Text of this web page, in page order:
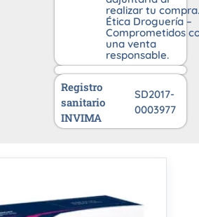
realizar tu compra.
Ética Droguería –
Comprometidos
una venta
responsable.
Registro
sanitario
INVIMA
SD2017-
0003977